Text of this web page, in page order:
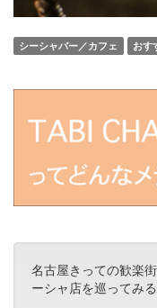
シーシャバー／カフェ おす
名古屋きっての歓楽
ーシャ店を巡ってみ